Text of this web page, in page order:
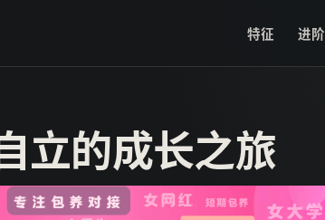
特征 进阶
立的成长之旅